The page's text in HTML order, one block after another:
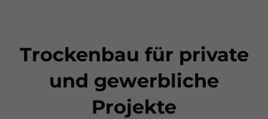
Trockenbau für private
und gewerbliche
Projekte